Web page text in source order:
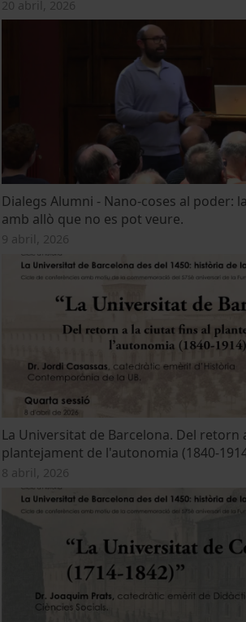
20 abril, 2026
Dialegs Alumni - Nano-coses al poder:
amb allò que no es pot veure.
9 abril, 2026
La Universitat de Barcelona. Del retorn
plantejament de l'autonomia (1840-
8 abril, 2026